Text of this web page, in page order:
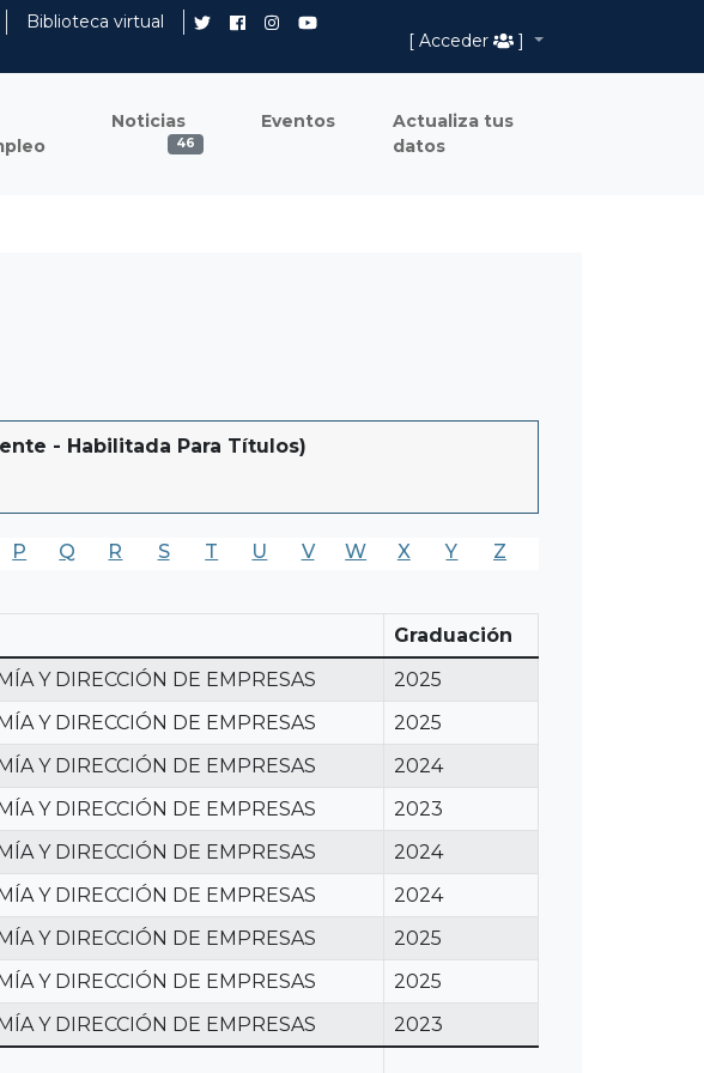
Biblioteca virtual
[ Acceder
]
Noticias
46
Eventos
Actualiza tus
datos
- Habilitada Para Títulos)
P Q R S T U V W X Y Z
Graduación
Y DIRECCIÓN DE EMPRESAS
2025
Y DIRECCIÓN DE EMPRESAS
2025
Y DIRECCIÓN DE EMPRESAS
2024
Y DIRECCIÓN DE EMPRESAS
2023
Y DIRECCIÓN DE EMPRESAS
2024
Y DIRECCIÓN DE EMPRESAS
2024
Y DIRECCIÓN DE EMPRESAS
2025
Y DIRECCIÓN DE EMPRESAS
2025
Y DIRECCIÓN DE EMPRESAS
2023